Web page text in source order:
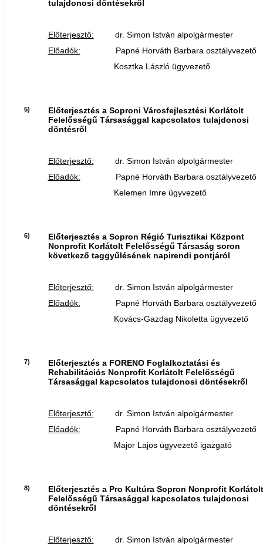
tulajdonosi döntésekről
Előterjesztő: dr. Simon István alpolgármester
Előadók: Papné Horváth Barbara osztályvezető
Kosztka László ügyvezető
5)
Előterjesztés a Soproni Városfejlesztési Korlátolt
Felelősségű Társasággal kapcsolatos tulajdonosi
döntésről
Előterjesztő: dr. Simon István alpolgármester
Előadók: Papné Horváth Barbara osztályvezető
Kelemen Imre ügyvezető
6)
Előterjesztés a Sopron Régió Turisztikai Központ
Nonprofit Korlátolt Felelősségű Társaság soron
következő taggyűlésének napirendi pontjáról
Előterjesztő: dr. Simon István alpolgármester
Előadók: Papné Horváth Barbara osztályvezető
Kovács-Gazdag Nikoletta ügyvezető
7)
Előterjesztés a FORENO Foglalkoztatási és
Rehabilitációs Nonprofit Korlátolt Felelősségű
Társasággal kapcsolatos tulajdonosi döntésekről
Előterjesztő: dr. Simon István alpolgármester
Előadók: Papné Horváth Barbara osztályvezető
Major Lajos ügyvezető igazgató
8)
Előterjesztés a Pro Kultúra Sopron Nonprofit Korlátolt
Felelősségű Társasággal kapcsolatos tulajdonosi
döntésekről
Előterjesztő: dr. Simon István alpolgármester